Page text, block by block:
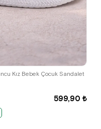
Kız Bebek Çocuk Sandalet
599,90 ₺